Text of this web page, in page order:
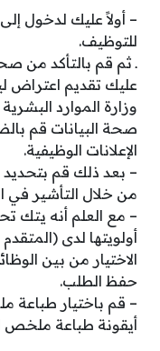
– أولاً عليك لدخول
للتوظيف.
ـ ثم قم بالتأكد من
عليك تقديم اعتراض
وزارة الموارد
صحة البيانات قم
الإعلانات الوظيفية.
– بعد ذلك قم بتحديد
من خلال التأشير
– مع العلم أنه يتك
أولويتها لدى
الاختيار من بين
حفظ الطلب.
– قم باختيار
أيقونة طباعة ملخص